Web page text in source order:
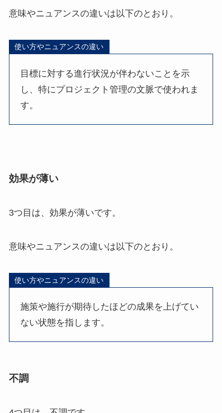
意味やニュアンスの違いは以下のとおり。
使い方やニュアンスの違い
目標に対する進行状況が伴わないことを示
し、特にプロジェクト管理の文脈で使われま
す。
効果が薄い
3つ目は、効果が薄いです。
意味やニュアンスの違いは以下のとおり。
使い方やニュアンスの違い
施策や施行が期待したほどの成果を上げてい
ない状態を指します。
不調